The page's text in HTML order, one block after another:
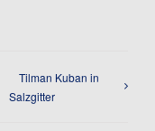
Tilman Kuban in
Salzgitter